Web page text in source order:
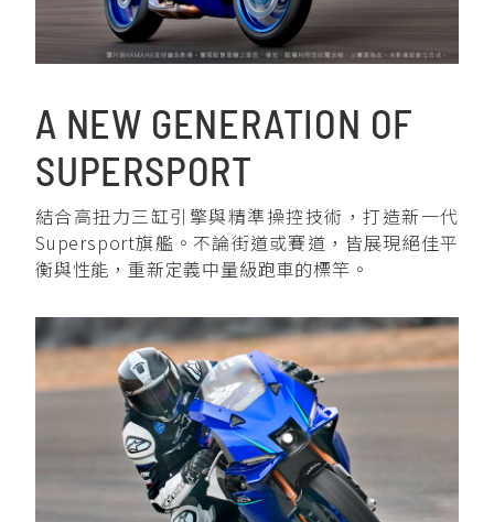
251~549
YZF-R15
150
Y-
AMT
550+
MT-
251~549 150
FZ-X
150
AUGUR
150
FORCE
150
125
A NEW GENERATION OF
SUPERSPORT
結合高扭力三缸引擎與精準操控技術，打造新一代
Supersport旗艦。不論街道或賽道，皆展現絕佳平
衡與性能，重新定義中量級跑車的標竿。